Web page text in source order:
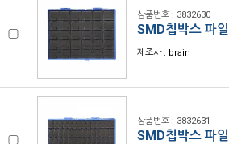
상품번호 : 3832630
SMD칩박스 파
제조사 : brain
상품번호 : 3832631
SMD칩박스 파